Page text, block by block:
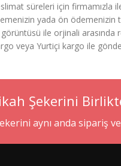
süreleri için firmamızla
yada ön ödemenizin
ile orjinali arasında
veya Yurtiçi kargo ile
Şekerini
aynı anda sipariş